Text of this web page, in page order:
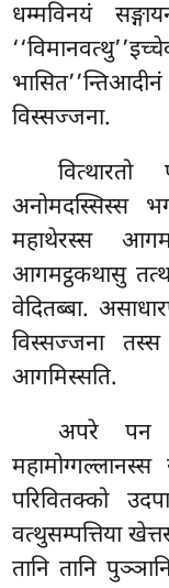
धम्मविनयं
विस्सज्जना.
अनोमदस्सिस्स
महाथेरस्स
आगमट्ठकथासु
वेदितब्बा.
विस्सज्जना
आगमिस्सति.
अपरे पन
परिवितक्को
वत्थुसम्पत्तिया
तानि तानि